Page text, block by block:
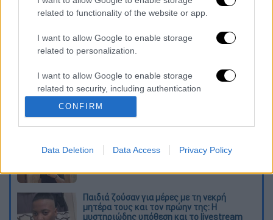
related to functionality of the website or app.
I want to allow Google to enable storage
related to personalization.
I want to allow Google to enable storage
related to security, including authentication
functionality and fraud prevention, and other
CONFIRM
Data Deletion Data Access Privacy Policy
Τα «γεράκια» της Ψάθας: Έσωσαν από τη
μεγάλη φωτιά τη γειτονιά που κάποτε τους
έδιωχνε - «Πέρασε όλη η ζωή μπροστά μου»
Κυνήγι χρόνου στα λεωφορεία: Δρομολόγια
που «δεν βγαίνουν» και προειδοποιήσεις
Σοκ στο Μεξικό: Influencer εκτελέστηκε σε
ζωντανή μετάδοση - Τον πυροβόλησαν στο
Παιδιά ζούσαν για μέρες με τη νεκρή
μητέρα τους και τον πρώην της: Η
μυστηριώδης υπόθεση και το livestream